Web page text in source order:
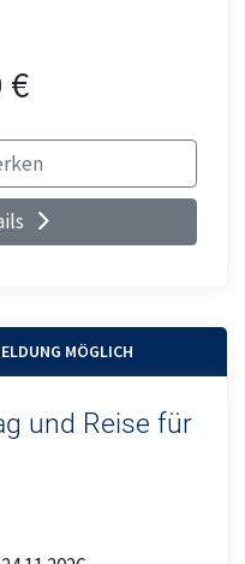
€
MÖGLICH
und Reise für